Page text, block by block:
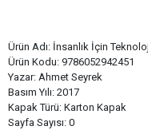
Ürün Adı: İnsanlık İçin
Ürün Kodu: 9786052942451
Yazar: Ahmet Seyrek
Basım Yılı: 2017
Kapak Türü: Karton Kapak
Sayfa Sayısı: 0